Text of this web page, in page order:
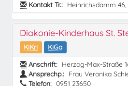
Kontakt Tr.: Heinrichsdamm 46,
Diakonie-Kinderhaus St.
KiKri
KiGa
Anschrift: Herzog-Max-Straße
Ansprechp.: Frau Veronika
Telefon: 0951 23650